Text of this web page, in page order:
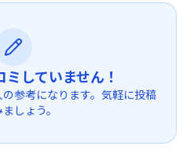
していません！
参考になります。気軽に投稿
しょう。